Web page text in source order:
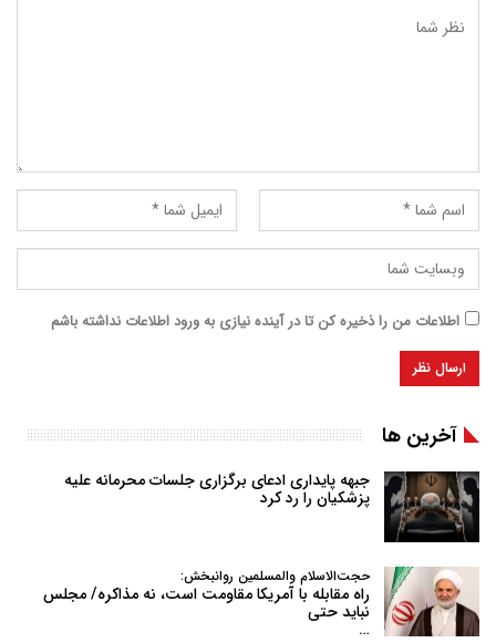
اطلاعات من را ذخیره کن تا در آینده نیازی به ورود اطلاعات نداشته باشم
آخرین ها
جبهه پایداری ادعای برگزاری جلسات محرمانه علیه
پزشکیان را رد کرد
حجت‌الاسلام والمسلمین روانبخش:
راه مقابله با آمریکا مقاومت است، نه مذاکره/ مجلس
نباید حتی
…